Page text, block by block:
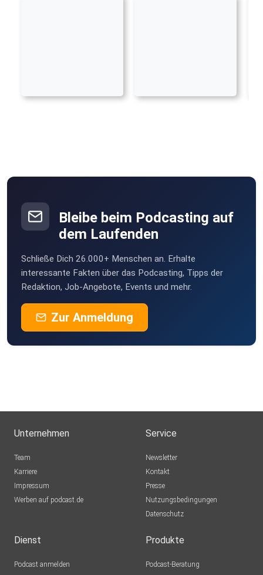
Bleibe beim Podcasting auf
dem Laufenden
Schließe Dich 26.000+ Menschen an. Erhalte
interessante Fakten über das Podcasting, Tipps der
Redaktion, Job-Angebote, Events und mehr.
Zur Anmeldung
Unternehmen
Team
Karriere
Impressum
Werben auf podcast.de
Service
Newsletter
Kontakt
Presse
Nutzungsbedingungen
Datenschutz
Dienst
Podcast anmelden
Produkte
Podcast-Beratung